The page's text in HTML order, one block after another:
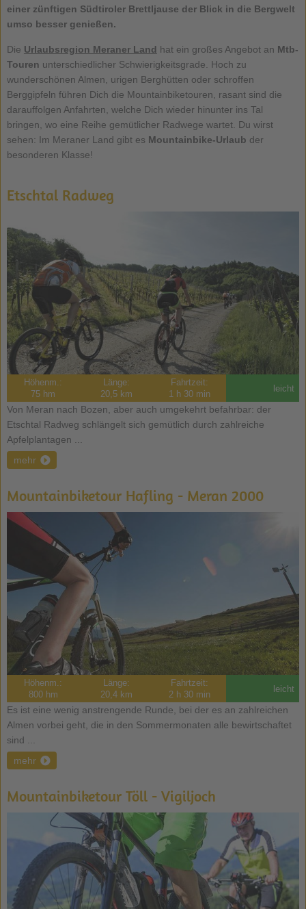
einer zünftigen Südtiroler Brettljause der Blick in die Bergwelt
umso besser genießen.
Die Urlaubsregion Meraner Land hat ein großes Angebot an Mtb-
Touren unterschiedlicher Schwierigkeitsgrade. Hoch zu
wunderschönen Almen, urigen Berghütten oder schroffen
Berggipfeln führen Dich die Mountainbiketouren, rasant sind die
darauffolgen Anfahrten, welche Dich wieder hinunter ins Tal
bringen, wo eine Reihe gemütlicher Radwege wartet. Du wirst
sehen: Im Meraner Land gibt es Mountainbike-Urlaub der
besonderen Klasse!
Etschtal Radweg
Höhenm.:
75 hm
Länge:
20,5 km
Fahrtzeit:
1 h 30 min
leicht
Von Meran nach Bozen, aber auch umgekehrt befahrbar: der
Etschtal Radweg schlängelt sich gemütlich durch zahlreiche
Apfelplantagen ...
mehr
Mountainbiketour Hafling - Meran 2000
Höhenm.:
800 hm
Länge:
20,4 km
Fahrtzeit:
2 h 30 min
leicht
Es ist eine wenig anstrengende Runde, bei der es an zahlreichen
Almen vorbei geht, die in den Sommermonaten alle bewirtschaftet
sind ...
mehr
Mountainbiketour Töll - Vigiljoch